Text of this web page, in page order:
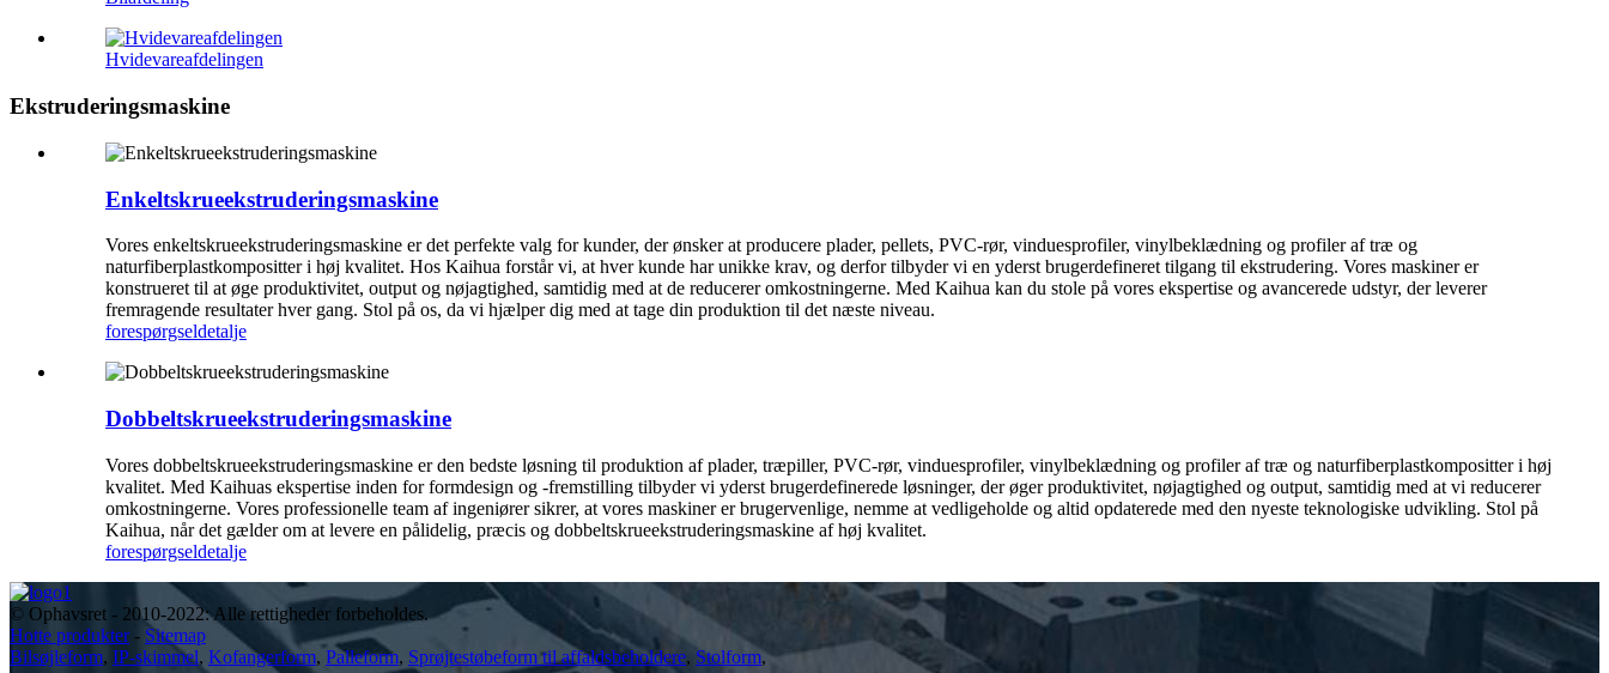
Hvidevareafdelingen
Ekstruderingsmaskine
Enkeltskrueekstruderingsmaskine
Vores enkeltskrueekstruderingsmaskine er det perfekte valg for kunder, der ønsker at producere plader, pellets, PVC-rør, vinduesprofiler, vinylbeklædning og profiler af træ og
naturfiberplastkompositter i høj kvalitet. Hos Kaihua forstår vi, at hver kunde har unikke krav, og derfor tilbyder vi en yderst brugerdefineret tilgang til ekstrudering. Vores maskiner er
konstrueret til at øge produktivitet, output og nøjagtighed, samtidig med at de reducerer omkostningerne. Med Kaihua kan du stole på vores ekspertise og avancerede udstyr, der leverer
fremragende resultater hver gang. Stol på os, da vi hjælper dig med at tage din produktion til det næste niveau.
forespørgseldetalje
Dobbeltskrueekstruderingsmaskine
Vores dobbeltskrueekstruderingsmaskine er den bedste løsning til produktion af plader, træpiller, PVC-rør, vinduesprofiler, vinylbeklædning og profiler af træ og naturfiberplastkompositter i høj
kvalitet. Med Kaihuas ekspertise inden for formdesign og -fremstilling tilbyder vi yderst brugerdefinerede løsninger, der øger produktivitet, nøjagtighed og output, samtidig med at vi reducerer
omkostningerne. Vores professionelle team af ingeniører sikrer, at vores maskiner er brugervenlige, nemme at vedligeholde og altid opdaterede med den nyeste teknologiske udvikling. Stol på
Kaihua, når det gælder om at levere en pålidelig, præcis og dobbeltskrueekstruderingsmaskine af høj kvalitet.
forespørgseldetalje
© Ophavsret - 2010-2022: Alle rettigheder forbeholdes.
Hotte produkter- Sitemap
Bilsøjleform, IP-skimmel, Kofangerform, Palleform, Sprøjtestøbeform til affaldsbeholdere, Stolform,